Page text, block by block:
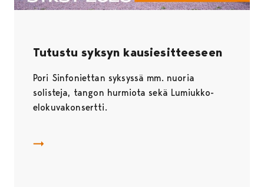
Tutustu syksyn kausiesitteeseen
Pori Sinfoniettan syksyssä mm. nuoria
solisteja, tangon hurmiota sekä Lumiukko-
elokuvakonsertti.
Selaa syksyn kausiesitettä
Avautuu uudessa välilehdessä